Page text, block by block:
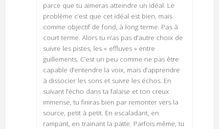
parce que tu aimeras atteindre un idéal. Le
problème c’est que cet idéal est bien, mais
comme objectif de fond, à long terme. Pas à
court terme. Alors tu n’as pas d’autre choix de
suivre les pistes, les « effluves » entre
guillements. C’est un peu comme ne pas être
capable d’entendre la voix, mais d’apprendre
à dissocier les sons et suivre les échos. En
suivant l’écho dans ta falaise et ton creux
immense, tu finiras bien par remonter vers la
source, petit à petit. En escaladant, en
rampant, en trainant la patte. Parfois même, tu